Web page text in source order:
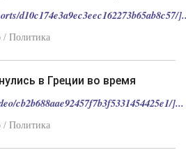
d10c174e3a9ec3eec162273b65ab8c57/
/ Политика
в Греции во время
cb2b688aae92457f7b3f5331454425e1/]...
/ Политика